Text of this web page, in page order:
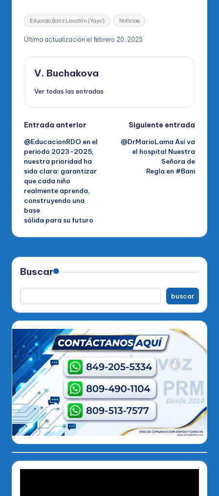
Etiquetas:
Eduardo Sanz Lovatón (Yayo) Noticias
Última actualización el febrero 20, 2025
V. Buchakova
Ver todas las entradas
Navegación
de
entradas
Entrada anterior
@EducacionRDO en el
periodo 2023-2025,
nuestra prioridad ha
sido clara: garantizar
que cada niño
realmente aprenda,
construyendo una
base
sólida para su futuro
Siguiente entrada
@DrMarioLama Así va
el hospital Nuestra
Señora de
Regla en #Bani
Buscar
buscar